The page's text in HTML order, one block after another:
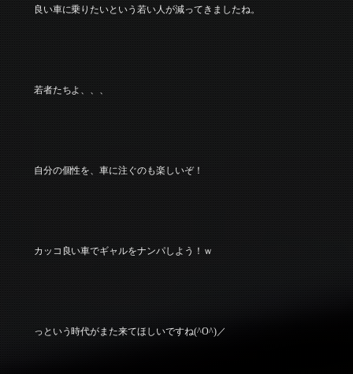
良い車に乗りたいという若い人が減ってきましたね。
若者たちよ、、、
自分の個性を、車に注ぐのも楽しいぞ！
カッコ良い車でギャルをナンパしよう！ｗ
っという時代がまた来てほしいですね(^O^)／